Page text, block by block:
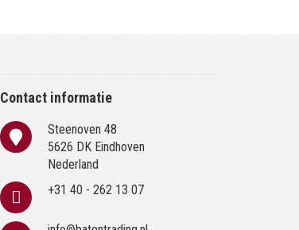
Contact informatie
Steenoven 48
5626 DK Eindhoven
Nederland
+31 40 - 262 13 07